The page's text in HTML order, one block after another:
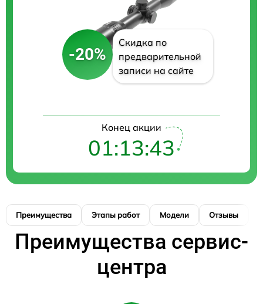
-20%
Скидка по
предварительной
записи на сайте
Конец акции
01:13:42
Преимущества Этапы работ Модели Отзывы
Преимущества сервис-
центра